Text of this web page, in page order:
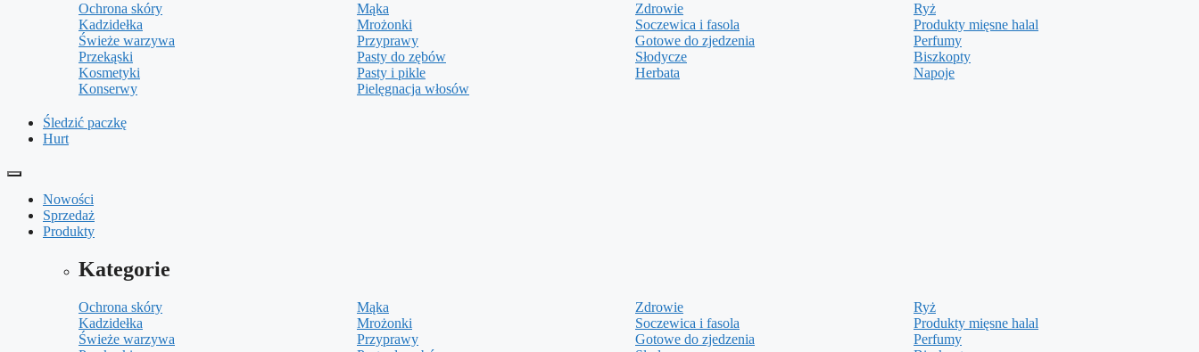
Ochrona skóry Mąka Zdrowie
Ryż
Kadzidełka
Mrożonki Soczewica i fasola
Produkty mięsne halal
Świeże warzywa
Przyprawy Gotowe do zjedzenia
Perfumy
Przekąski
Pasty do zębów Słodycze
Biszkopty
Kosmetyki
Pasty i pikle Herbata
Napoje
Konserwy
Pielęgnacja włosów
Śledzić paczkę
Hurt
Nowości
Sprzedaż
Produkty
Kategorie
Ochrona skóry Mąka Zdrowie
Ryż
Kadzidełka
Mrożonki Soczewica i fasola
Produkty mięsne halal
Świeże warzywa
Przyprawy Gotowe do zjedzenia
Perfumy